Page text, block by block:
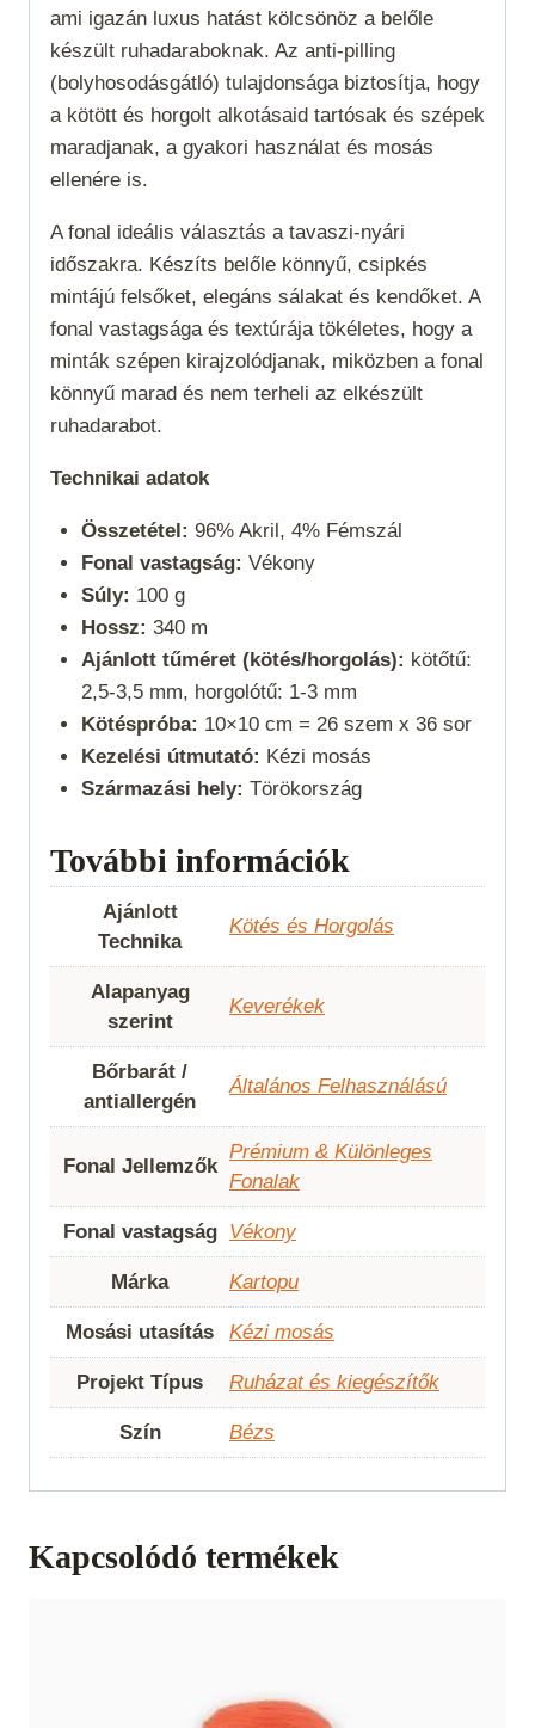
ami igazán luxus hatást kölcsönöz a belőle
készült ruhadaraboknak. Az anti-pilling
(bolyhosodásgátló) tulajdonsága biztosítja, hogy
a kötött és horgolt alkotásaid tartósak és szépek
maradjanak, a gyakori használat és mosás
ellenére is.
A fonal ideális választás a tavaszi-nyári
időszakra. Készíts belőle könnyű, csipkés
mintájú felsőket, elegáns sálakat és kendőket. A
fonal vastagsága és textúrája tökéletes, hogy a
minták szépen kirajzolódjanak, miközben a fonal
könnyű marad és nem terheli az elkészült
ruhadarabot.
Technikai adatok
Összetétel: 96% Akril, 4% Fémszál
Fonal vastagság: Vékony
Súly: 100 g
Hossz: 340 m
Ajánlott tűméret (kötés/horgolás): kötőtű:
2,5-3,5 mm, horgolótű: 1-3 mm
Kötéspróba: 10×10 cm = 26 szem x 36 sor
Kezelési útmutató: Kézi mosás
Származási hely: Törökország
További információk
Ajánlott
Technika
Kötés és Horgolás
Alapanyag
szerint
Keverékek
Bőrbarát /
antiallergén
Általános Felhasználású
Fonal Jellemzők
Prémium & Különleges
Fonalak
Fonal vastagság Vékony
Márka Kartopu
Mosási utasítás Kézi mosás
Projekt Típus Ruházat és kiegészítők
Szín Bézs
Kapcsolódó termékek